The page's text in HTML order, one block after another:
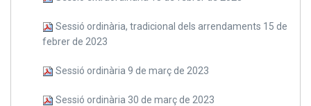
Sessió ordinària, tradicional dels arrendaments 15 de
febrer de 2023
Sessió ordinària 9 de març de 2023
Sessió ordinària 30 de març de 2023